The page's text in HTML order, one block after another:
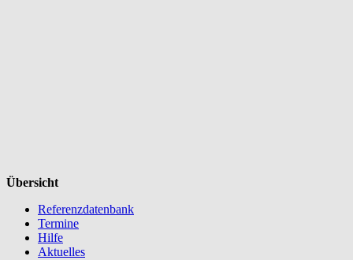
Übersicht
Referenzdatenbank
Termine
Hilfe
Aktuelles